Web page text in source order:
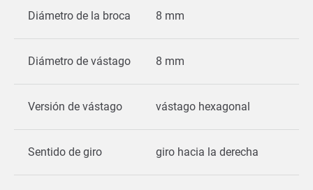
Diámetro de la broca 8 mm
Diámetro de vástago 8 mm
Versión de vástago vástago hexagonal
Sentido de giro giro hacia la derecha